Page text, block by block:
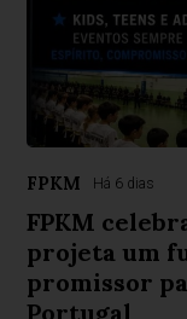
FPKM Há 6 dias
FPKM
projeta um
promissor
Portugal